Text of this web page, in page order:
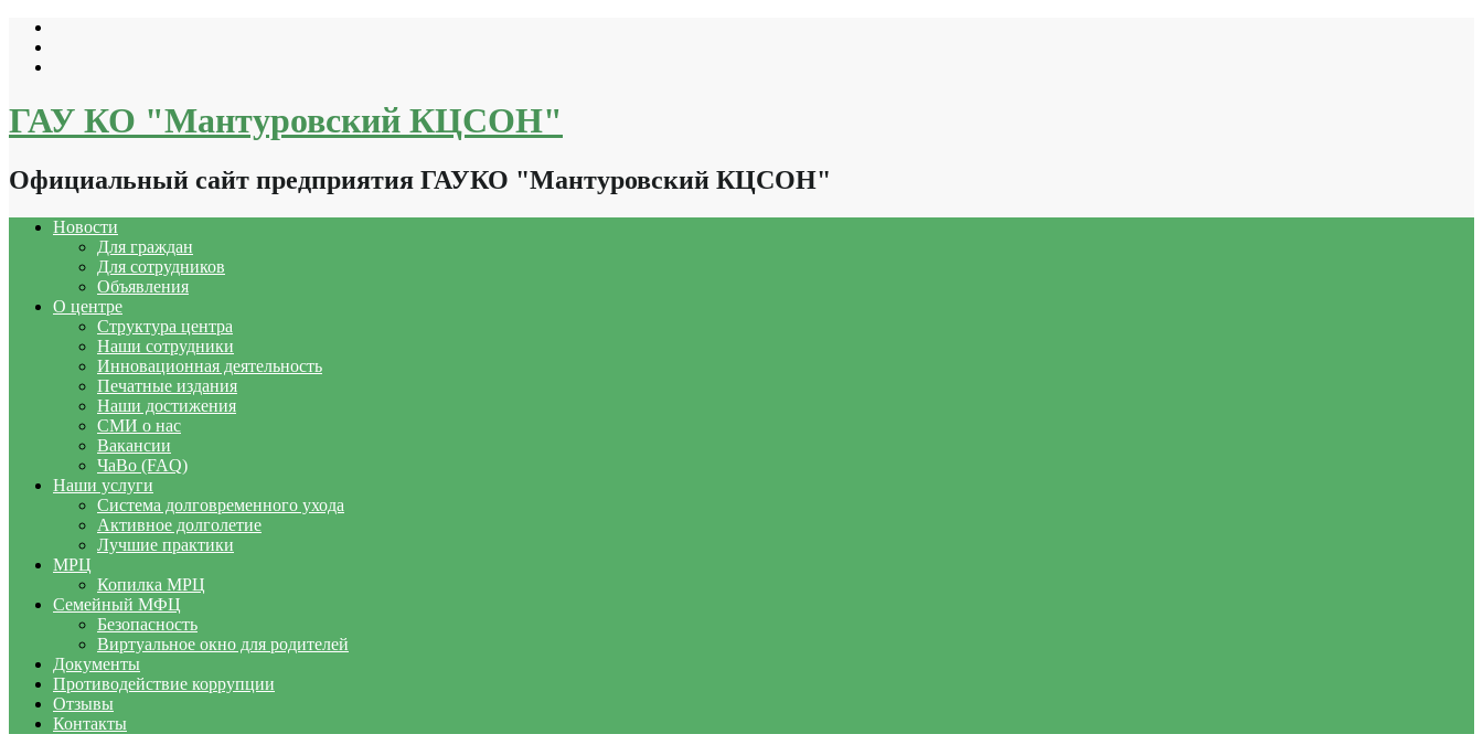
Перейти
содержимому
ГАУ КО "Мантуровский КЦСОН"
Официальный сайт предприятия ГАУКО "Мантуровский КЦСОН"
Новости
Для граждан
Для сотрудников
Объявления
О центре
Структура центра
Наши сотрудники
Инновационная деятельность
Печатные издания
Наши достижения
СМИ о нас
Вакансии
ЧаВо (FAQ)
Наши услуги
Система долговременного ухода
Активное долголетие
Лучшие практики
МРЦ
Копилка МРЦ
Семейный МФЦ
Безопасность
Виртуальное окно для родителей
Документы
Противодействие коррупции
Отзывы
Контакты